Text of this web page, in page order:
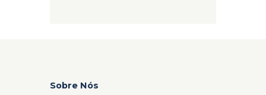
Sobre Nós